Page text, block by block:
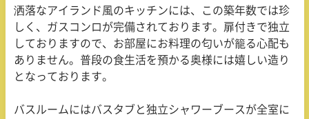
洒落なアイランド風のキッチンには、この築年数では珍
しく、ガスコンロが完備されております。扉付きで独立
しておりますので、お部屋にお料理の匂いが籠る心配も
ありません。普段の食生活を預かる奥様には嬉しい造り
となっております。
バスルームにはバスタブと独立シャワーブースが全室に